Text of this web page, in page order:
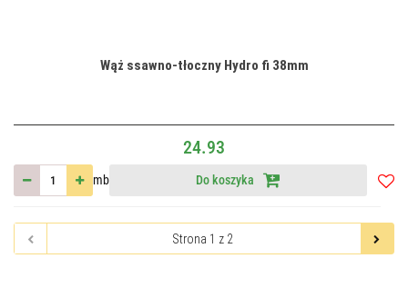
Wąż ssawno-tłoczny Hydro fi 38mm
24.93
mb Do koszyka